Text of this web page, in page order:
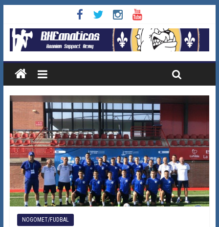
NOGOMET/FUDBAL